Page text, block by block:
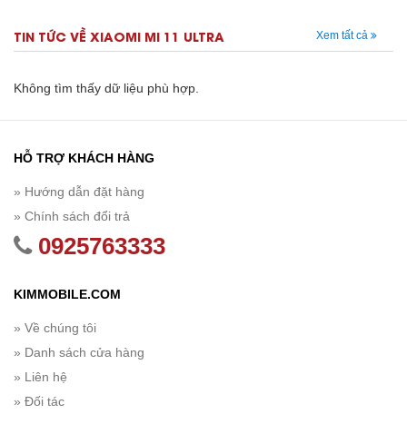
TIN TỨC VỀ XIAOMI MI 11 ULTRA Xem tất cả
Không tìm thấy dữ liệu phù hợp.
HỖ TRỢ KHÁCH HÀNG
» Hướng dẫn đặt hàng
» Chính sách đổi trả
0925763333
KIMMOBILE.COM
» Về chúng tôi
» Danh sách cửa hàng
» Liên hệ
» Đối tác